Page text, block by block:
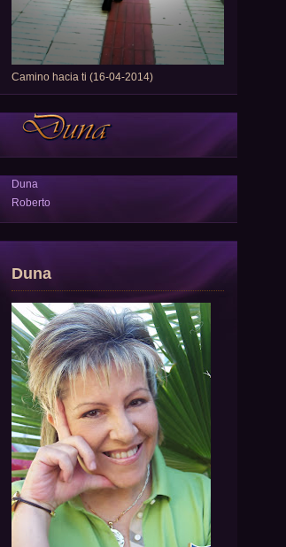
Camino hacia ti (16-04-2014)
Duna
Roberto
Duna